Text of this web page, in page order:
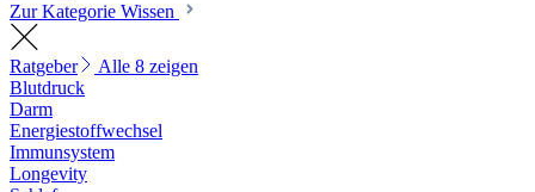
Zur Kategorie Wissen
Ratgeber
Alle 8 zeigen
Blutdruck
Darm
Energiestoffwechsel
Immunsystem
Longevity